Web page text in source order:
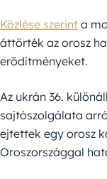
Közlése szerint a
áttörték az orosz
erődítményeket.
Az ukrán 36.
sajtószolgálata
ejtettek egy orosz
Oroszországgal